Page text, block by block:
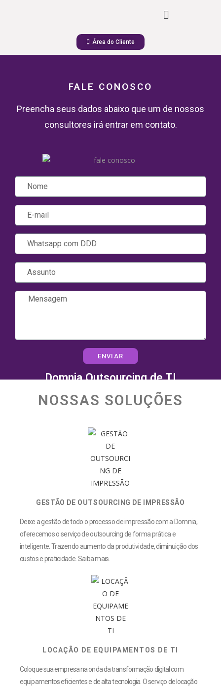
Área do Cliente
FALE CONOSCO
Preencha seus dados abaixo que um de nossos
consultores irá entrar em contato.
ENVIAR
Domnia Outsourcing de TI
NOSSAS SOLUÇÕES
GESTÃO DE OUTSOURCING DE IMPRESSÃO
Deixe a gestão de todo o processo de impressão com a Domnia,
oferecemos o serviço de outsourcing de forma prática e
inteligente. Trazendo aumento da produtividade, diminuição dos
custos e praticidade. Saiba mais.
LOCAÇÃO DE EQUIPAMENTOS DE TI
Coloque sua empresa na onda da transformação digital com
equipamentos eficientes e de alta tecnologia. O serviço de locação